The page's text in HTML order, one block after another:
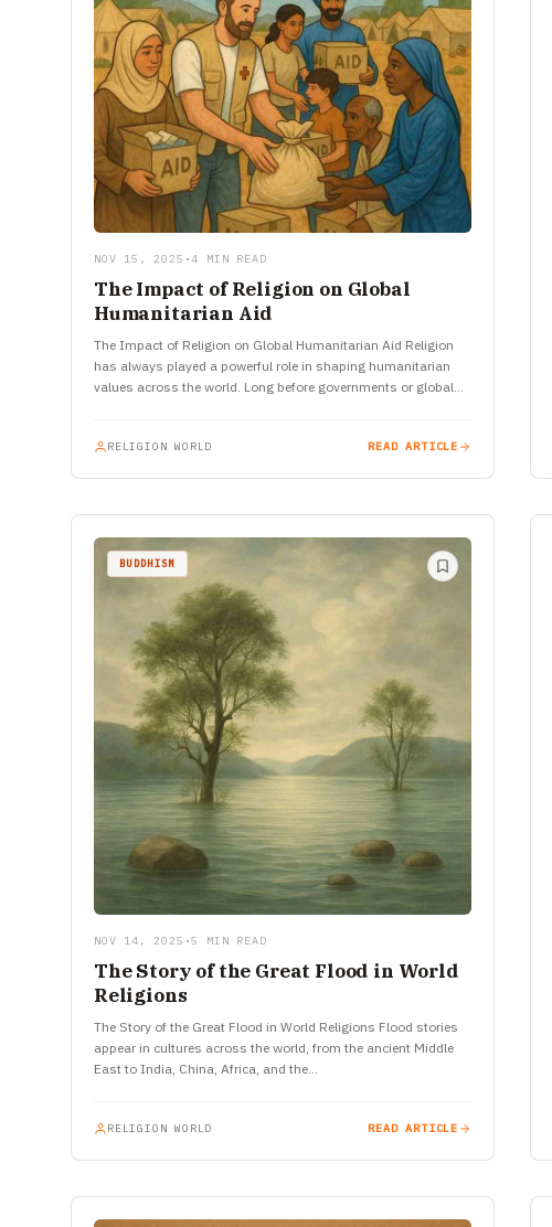
NOV 15, 2025 •4 MIN READ
The Impact of Religion on Global
Humanitarian Aid
The Impact of Religion on Global Humanitarian Aid Religion
has always played a powerful role in shaping humanitarian
values across the world. Long before governments or global
RELIGION WORLD READ ARTICLE
BUDDHISM
NOV 14, 2025 •5 MIN READ
The Story of the Great Flood in World
Religions
The Story of the Great Flood in World Religions Flood stories
appear in cultures across the world, from the ancient Middle
East to India, China, Africa, and the…
RELIGION WORLD READ ARTICLE